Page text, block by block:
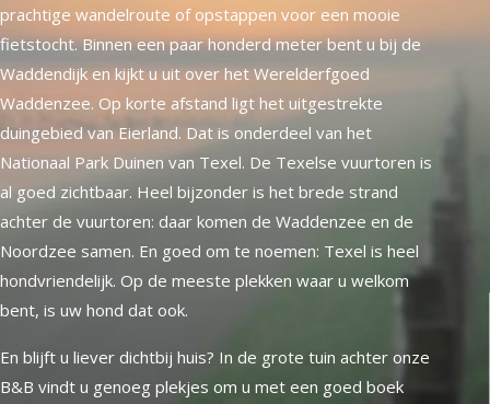
prachtige wandelroute of opstappen voor een mooie
fietstocht. Binnen een paar honderd meter bent u bij de
Waddendijk en kijkt u uit over het Werelderfgoed
Waddenzee. Op korte afstand ligt het uitgestrekte
duingebied van Eierland. Dat is onderdeel van het
Nationaal Park Duinen van Texel. De Texelse vuurtoren is
al goed zichtbaar. Heel bijzonder is het brede strand
achter de vuurtoren: daar komen de Waddenzee en de
Noordzee samen. En goed om te noemen: Texel is heel
hondvriendelijk. Op de meeste plekken waar u welkom
bent, is uw hond dat ook.
En blijft u liever dichtbij huis? In de grote tuin achter onze
B&B vindt u genoeg plekjes om u met een goed boek